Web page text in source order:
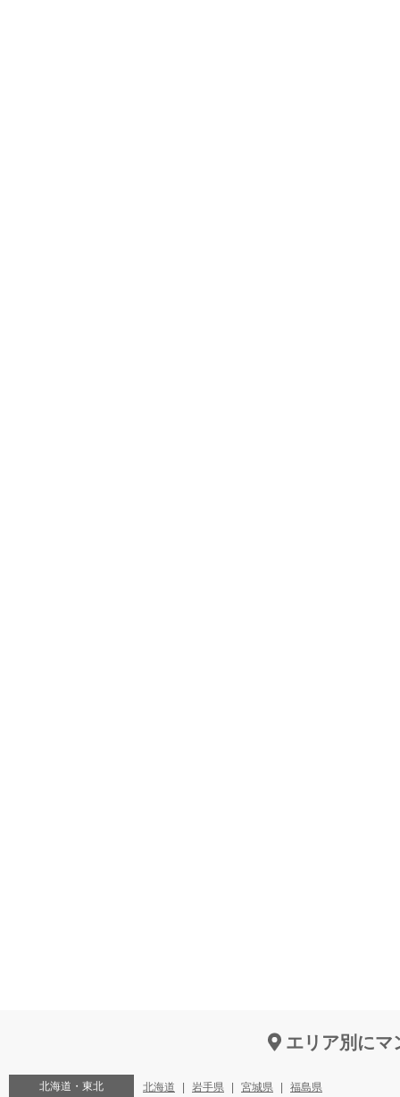
エリア別にマ
北海道・東北 北海道 岩手県 宮城県 福島県